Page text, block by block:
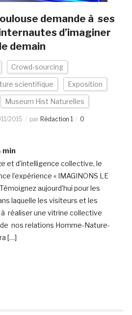
demande à ses
d’imaginer
demain
Crowd-sourcing
scientifique Exposition
Museum Hist Naturelles
2015 par Rédaction 1
0
min
et d’intelligence collective, le
l’expérience « IMAGINONS LE
aujourd’hui pour les
laquelle les visiteurs et les
réaliser une vitrine collective
nos relations Homme-Nature-
[…]